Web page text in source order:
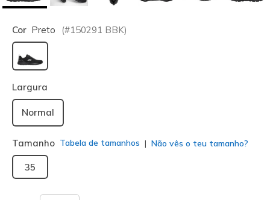
Cor Preto (#150291 BBK)
selecionado
Largura
Normal
Tamanho Tabela de tamanhos Não vês o teu tamanho?
35